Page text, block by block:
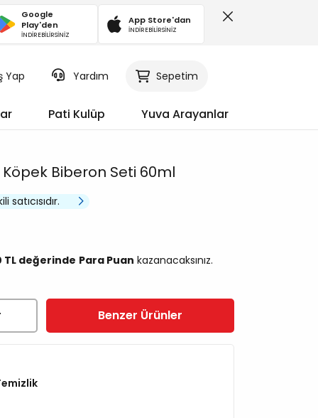
Google
Play'den
İNDİREBİLİRSİNİZ
App Store'dan
İNDİREBİLİRSİNİZ
Yap Yardım Sepetim
Pati Kulüp Yuva Arayanlar
Biberon Seti 60ml
TL değerinde Para Puan kazanacaksınız.
Benzer Ürünler